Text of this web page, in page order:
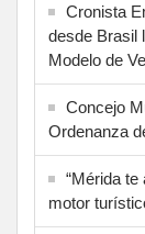
Cronista
desde Brasil
Modelo de
Concejo
Ordenanza
“Mérida te
motor